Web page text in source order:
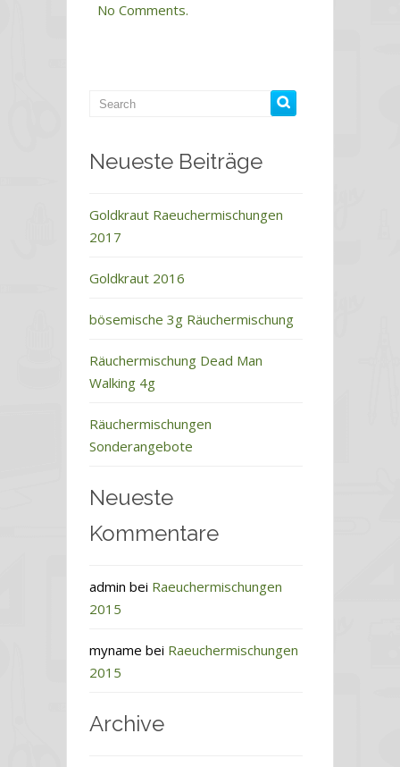
No Comments.
Neueste Beiträge
Goldkraut Raeuchermischungen
2017
Goldkraut 2016
bösemische 3g Räuchermischung
Räuchermischung Dead Man
Walking 4g
Räuchermischungen
Sonderangebote
Neueste
Kommentare
admin bei Raeuchermischungen
2015
myname bei Raeuchermischungen
2015
Archive